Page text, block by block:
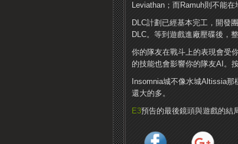
Leviathan；而Ramuh則不能在
DLC計劃已經基本完工，開發
DLC。等到遊戲進廠壓碟後，
你的隊友在戰斗上的表現會受
的技能也會影響你的隊友AI。
Insomnia城不像水城Altissia
還大的多。
E3預告的最後鏡頭與遊戲的結